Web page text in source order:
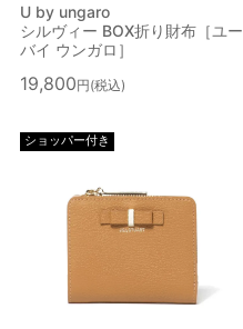
U by ungaro
シルヴィー BOX折り財布［ユー
バイ ウンガロ］
19,800 税込
ショッパー付き